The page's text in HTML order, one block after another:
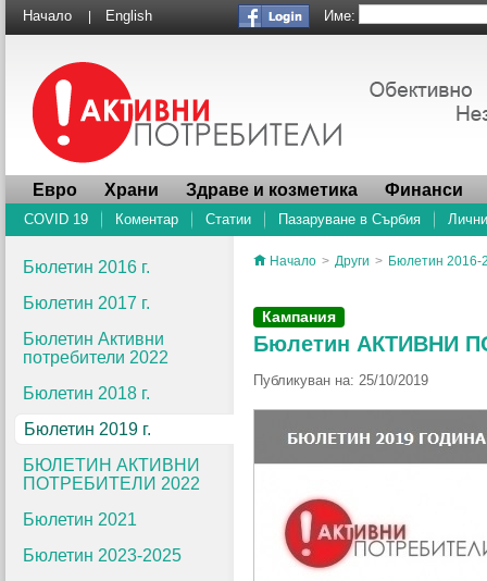
Начало English Име:
Евро Храни Здраве и козметика Финанси
COVID 19 Коментар Статии Пазаруване в Сърбия
Бюлетин 2016 г.
Бюлетин 2017 г.
Бюлетин Активни
потребители 2022
Бюлетин 2018 г.
Бюлетин 2019 г.
БЮЛЕТИН АКТИВНИ
ПОТРЕБИТЕЛИ 2022
Бюлетин 2021
Бюлетин 2023-2025
Начало > Други > Бюлетин 2016-
Кампания
Бюлетин АКТИВНИ
Публикуван на: 25/10/2019